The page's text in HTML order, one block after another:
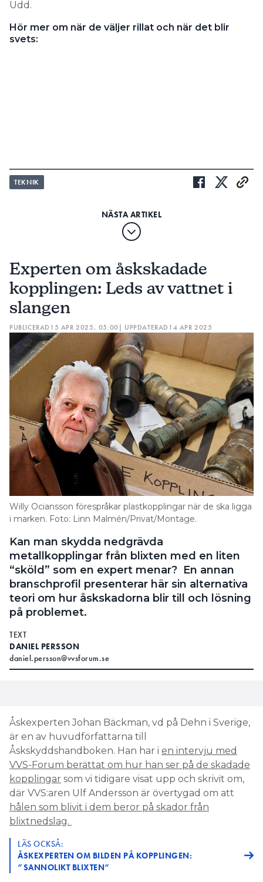
Udd.
Hör mer om när de väljer rillat och när det blir
svets:
TEKNIK
Experten om åskskadade
kopplingen: Leds av vattnet i
slangen
PUBLICERAD 15 APR 2025, 05:00 | UPPDATERAD 14 APR 2025
Willy Ociansson förespråkar plastkopplingar när de ska ligga
i marken. Foto: Linn Malmén/Privat/Montage.
Kan man skydda nedgrävda
metallkopplingar från blixten med en liten
“sköld” som en expert menar? En annan
branschprofil presenterar här sin alternativa
teori om hur åskskadorna blir till och lösning
på problemet.
TEXT
DANIEL PERSSON
daniel.persson@vvsforum.se
Åskexperten Johan Bäckman, vd på Dehn i Sverige,
är en av huvudförfattarna till
Åskskyddshandboken. Han har i en intervju med
VVS-Forum berättat om hur han ser på de skadade
kopplingar som vi tidigare visat upp och skrivit om,
där VVS:aren Ulf Andersson är övertygad om att
hålen som blivit i dem beror på skador från
blixtnedslag.
LÄS OCKSÅ:
ÅSKEXPERTEN OM BILDEN PÅ KOPPLINGEN:
”SANNOLIKT BLIXTEN”